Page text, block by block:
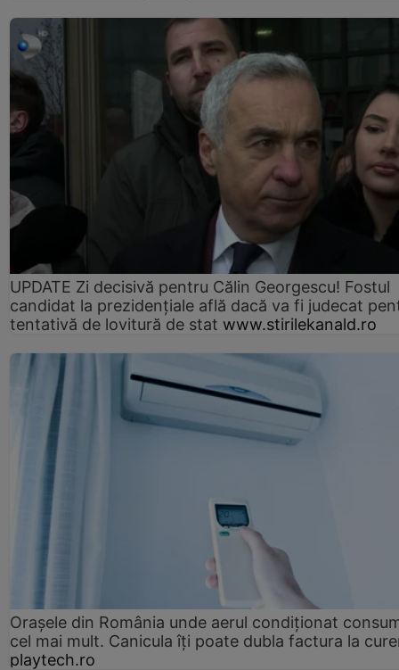
UPDATE Zi decisivă pentru Călin Georgescu! Fostul
candidat la prezidențiale află dacă va fi judecat
tentativă de lovitură de stat www.stirilekanald.ro
Orașele din România unde aerul condiționat
cel mai mult. Canicula îți poate dubla factura la
playtech.ro